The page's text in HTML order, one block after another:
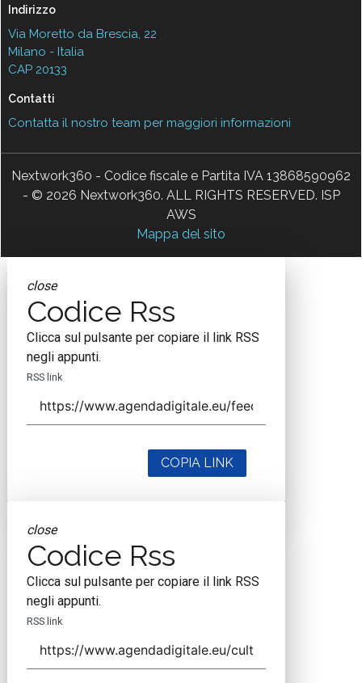
Indirizzo
Via Moretto da Brescia, 22
Milano - Italia
CAP 20133
Contatti
Contatta il nostro team per maggiori informazioni
Nextwork360 - Codice fiscale e Partita IVA 13868590962
- © 2026 Nextwork360. ALL RIGHTS RESERVED. ISP
AWS
Mappa del sito
close
Codice Rss
Clicca sul pulsante per copiare il link RSS
negli appunti.
RSS link
COPIA LINK
close
Codice Rss
Clicca sul pulsante per copiare il link RSS
negli appunti.
RSS link